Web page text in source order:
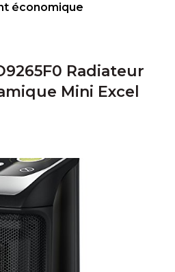
économique
Radiateur
Mini Excel